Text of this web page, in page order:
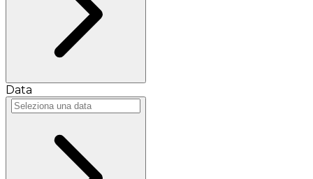
Data